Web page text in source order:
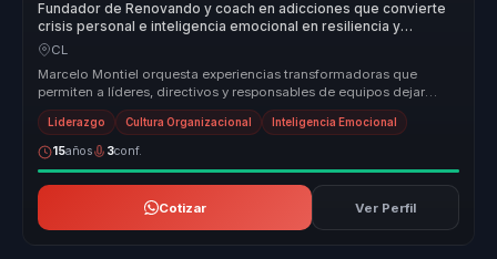
Fundador de Renovando y coach en adicciones que convierte
crisis personal e inteligencia emocional en resiliencia y
liderazgo humano para equipos.
CL
Marcelo Montiel orquesta experiencias transformadoras que
permiten a líderes, directivos y responsables de equipos dejar
atrás la desalin...
Liderazgo Cultura Organizacional Inteligencia Emocional
15años 3conf.
Cotizar Ver Perfil